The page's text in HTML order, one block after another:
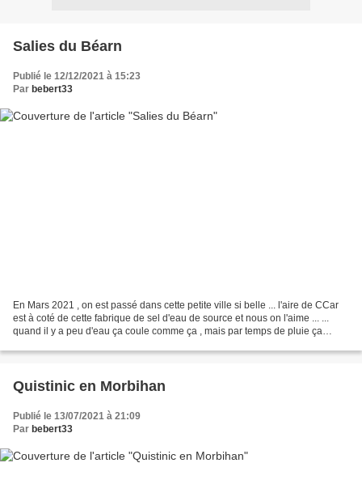
Salies du Béarn
Publié le 12/12/2021 à 15:23
Par bebert33
En Mars 2021 , on est passé dans cette petite ville si belle ... l'aire de CCar
est à coté de cette fabrique de sel d'eau de source et nous on l'aime ... ...
quand il y a peu d'eau ça coule comme ça , mais par temps de pluie ça
Quistinic en Morbihan
Publié le 13/07/2021 à 21:09
Par bebert33